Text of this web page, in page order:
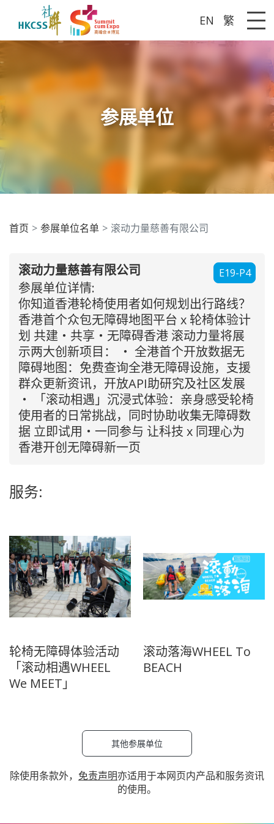
EN 繁
参展单位
首页 参展单位名单 滚动力量慈善有限公司
E19-P4
滚动力量慈善有限公司
参展单位详情:
你知道香港轮椅使用者如何规划出行路线？
香港首个众包无障碍地图平台 x 轮椅体验计
划 共建・共享・无障碍香港 滚动力量将展
示两大创新项目： ‧ 全港首个开放数据无
障碍地图：免费查询全港无障碍设施，支援
群众更新资讯，开放API助研究及社区发展
‧ 「滚动相遇」沉浸式体验：亲身感受轮椅
使用者的日常挑战，同时协助收集无障碍数
据 立即试用・一同参与 让科技 x 同理心为
香港开创无障碍新一页
服务:
轮椅无障碍体验活动
「滚动相遇WHEEL
We MEET」
滚动落海WHEEL To
BEACH
其他参展单位
除使用条款外， 免责声明亦适用于本网页内产品和服务资讯
的使用。